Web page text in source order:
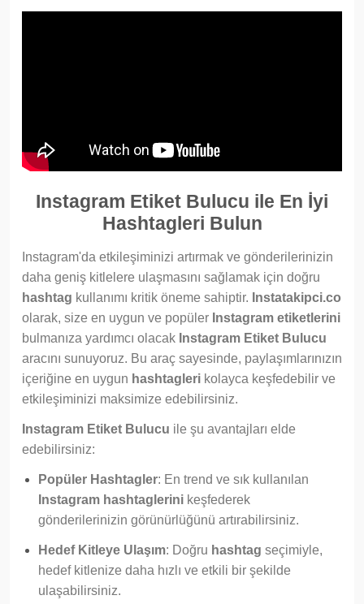
Instagram Etiket Bulucu ile En İyi
Hashtagleri Bulun
Instagram'da etkileşiminizi artırmak ve gönderilerinizin
daha geniş kitlelere ulaşmasını sağlamak için doğru
hashtag kullanımı kritik öneme sahiptir. Instatakipci.co
olarak, size en uygun ve popüler Instagram etiketlerini
bulmanıza yardımcı olacak Instagram Etiket Bulucu
aracını sunuyoruz. Bu araç sayesinde, paylaşımlarınızın
içeriğine en uygun hashtagleri kolayca keşfedebilir ve
etkileşiminizi maksimize edebilirsiniz.
Instagram Etiket Bulucu ile şu avantajları elde
edebilirsiniz:
Popüler Hashtagler: En trend ve sık kullanılan
Instagram hashtaglerini keşfederek
gönderilerinizin görünürlüğünü artırabilirsiniz.
Hedef Kitleye Ulaşım: Doğru hashtag seçimiyle,
hedef kitlenize daha hızlı ve etkili bir şekilde
ulaşabilirsiniz.